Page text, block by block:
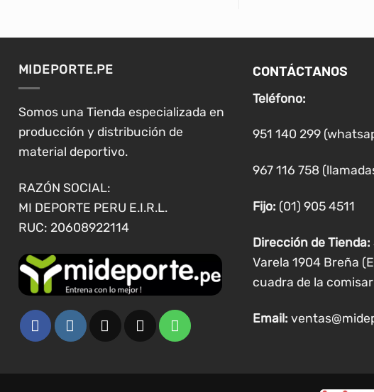
variantes.
opciones
se
pueden
elegir
en
página
producto
MIDEPORTE.PE
Somos una Tienda especializada en
producción y distribución de
material deportivo.
RAZÓN SOCIAL:
MI DEPORTE PERU E.I.R.L.
RUC: 20608922114
CONTÁCTANOS
Teléfono:
951 140 299
967 116 758
Fijo: (01) 905 4511
Dirección de Tienda:
Varela 1904 Breña
cuadra de la
Email: